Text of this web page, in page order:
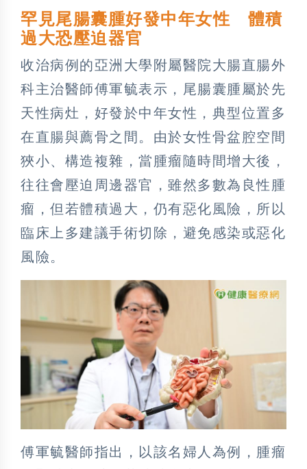
罕見尾腸囊腫好發中年女性 體積
過大恐壓迫器官
收治病例的亞洲大學附屬醫院大腸直腸外
科主治醫師傅軍毓表示，尾腸囊腫屬於先
天性病灶，好發於中年女性，典型位置多
在直腸與薦骨之間。由於女性骨盆腔空間
狹小、構造複雜，當腫瘤隨時間增大後，
往往會壓迫周邊器官，雖然多數為良性腫
瘤，但若體積過大，仍有惡化風險，所以
臨床上多建議手術切除，避免感染或惡化
風險。
傅軍毓醫師指出，以該名婦人為例，腫瘤